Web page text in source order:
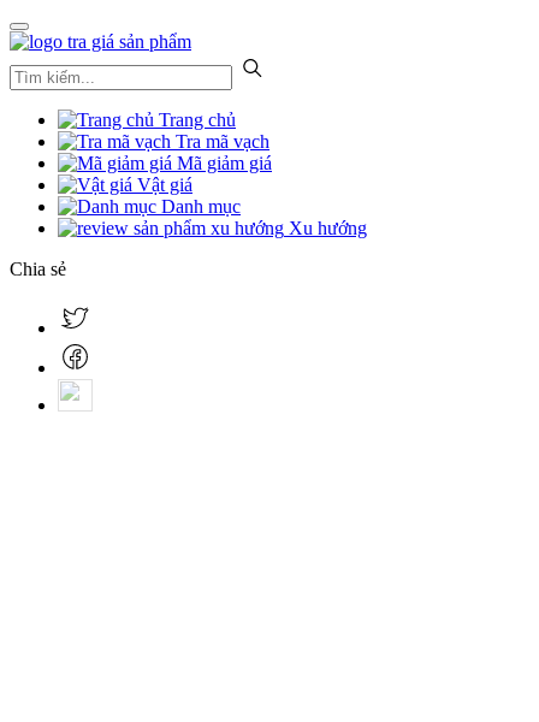
Trang chủ
Tra mã vạch
Mã giảm giá
Vật giá
Danh mục
Xu hướng
Chia sẻ